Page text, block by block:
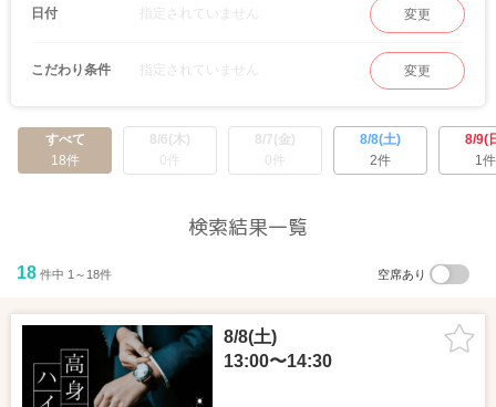
日付 指定されていません 変更
こだわり条件 指定されていません 変更
すべて
18件
8/6(木)
0件
8/7(金)
0件
8/8(土)
2件
8/9(
1件
検索結果一覧
18 件中 1～18件 空席あり
8/8(土)
13:00〜14:30